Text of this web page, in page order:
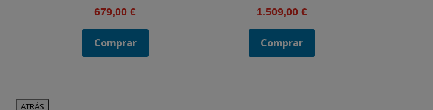
679,00€
Comprar
1.509,00 €
Comprar